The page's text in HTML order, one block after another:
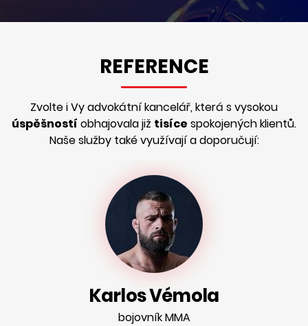
REFERENCE
Zvolte i Vy advokátní kancelář, která s vysokou
úspěšností obhajovala již tisíce spokojených klientů.
Naše služby také využívají a doporučují:
Karlos Vémola
bojovník MMA